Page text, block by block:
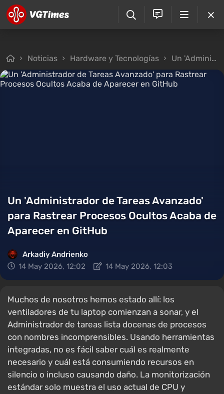
Noticias Hardware y Tecnologías Un 'Administrador de Tareas Avanzado' para Rastrear Procesos Ocultos Acaba de Aparecer en GitHub
Un 'Administrador de Tareas Avanzado'
para Rastrear Procesos Ocultos Acaba de
Aparecer en GitHub
Arkadiy Andrienko
14 May 2026, 12:02
14 May 2026, 12:03
Muchos de nosotros hemos estado allí: los
ventiladores de tu laptop comienzan a sonar, y el
Administrador de tareas lista docenas de procesos
con nombres incomprensibles. Usando herramientas
integradas, no es fácil saber cuál es realmente
necesario y cuál está consumiendo recursos en
silencio o incluso causando daño. La monitorización
estándar solo muestra el uso actual de CPU y